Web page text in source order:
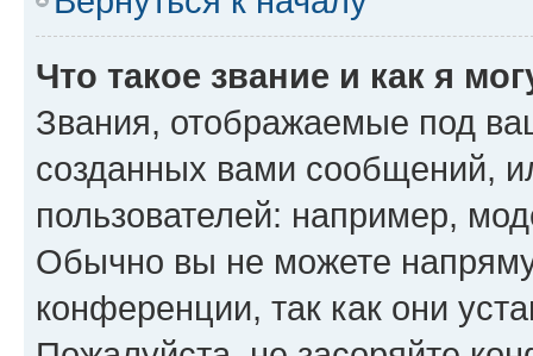
Что такое звание и как я
Звания, отображаемые под
созданных вами сообщений,
пользователей: например,
Обычно вы не можете
конференции, так как они